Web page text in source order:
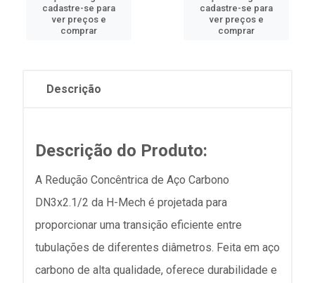
cadastre-se para
ver preços e
comprar
cadastre-se para
ver preços e
comprar
Descrição
Descrição do Produto:
A Redução Concêntrica de Aço Carbono
DN3x2.1/2 da H-Mech é projetada para
proporcionar uma transição eficiente entre
tubulações de diferentes diâmetros. Feita em aço
carbono de alta qualidade, oferece durabilidade e